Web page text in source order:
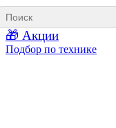
🎁 Акции
Подбор по технике